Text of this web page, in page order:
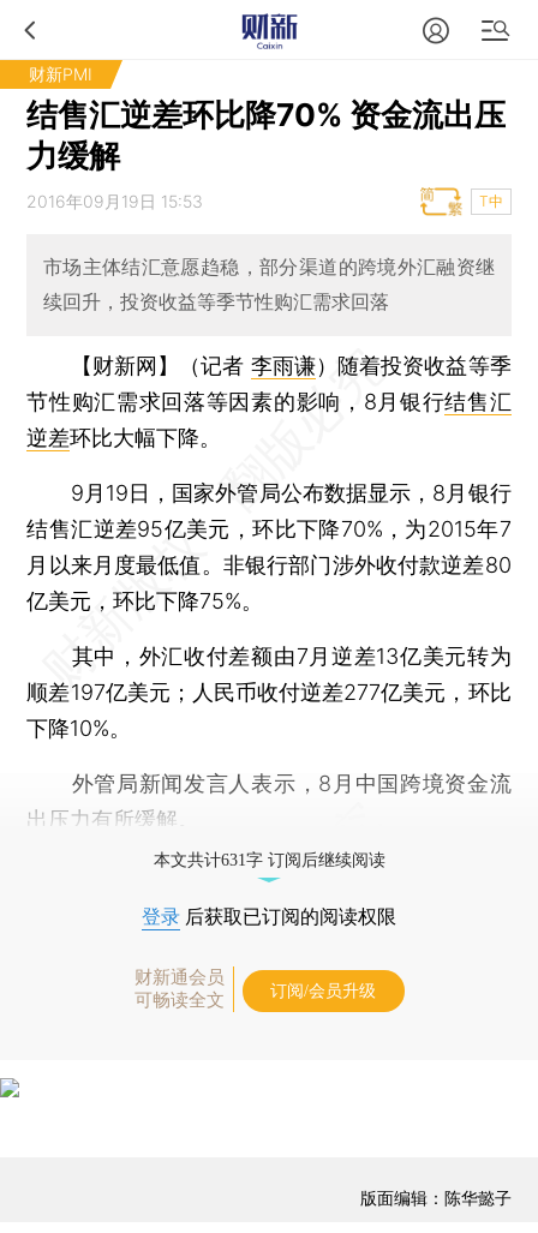
财新PMI
结售汇逆差环比降70% 资金流出压
力缓解
2016年09月19日 15:53 T中
市场主体结汇意愿趋稳，部分渠道的跨境外汇融资继
续回升，投资收益等季节性购汇需求回落
【财新网】（记者 李雨谦） 随着投资收益等季
节性购汇需求回落等因素的影响，8月银行结售汇
逆差环比大幅下降。
9月19日，国家外管局公布数据显示，8月银行
结售汇逆差95亿美元，环比下降70%，为2015年7
月以来月度最低值。非银行部门涉外收付款逆差80
亿美元，环比下降75%。
其中，外汇收付差额由7月逆差13亿美元转为
顺差197亿美元；人民币收付逆差277亿美元，环比
下降10%。
外管局新闻发言人表示，8月中国跨境资金流
出压力有所缓解。
本文共计631字 订阅后继续阅读
登录 后获取已订阅的阅读权限
财新通会员
可畅读全文
订阅/会员升级
版面编辑：陈华懿子